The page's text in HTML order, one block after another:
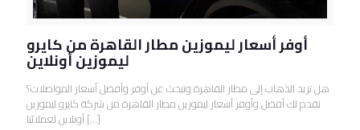
أوفر أسعار ليموزين مطار القاهرة من كايرو
ليموزين أونلاين
هل تريد الذهاب إلى مطار القاهرة وتبحث عن أوفر وأفضل أسعار المواصلات؟
نقدم لك أفضل وأوفر أسعار ليموزين مطار القاهرة من شركة كايرو ليموزين
أونلاين لعملائنا[…]